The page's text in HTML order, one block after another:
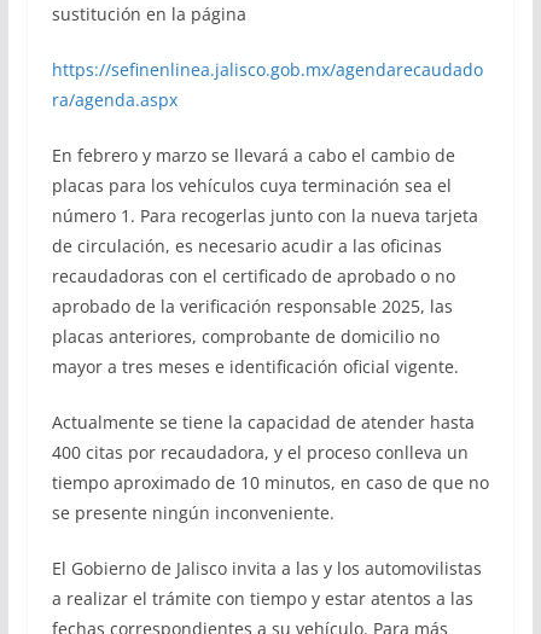
sustitución en la página
https://sefinenlinea.jalisco.gob.mx/agendarecaudado
ra/agenda.aspx
En febrero y marzo se llevará a cabo el cambio de
placas para los vehículos cuya terminación sea el
número 1. Para recogerlas junto con la nueva tarjeta
de circulación, es necesario acudir a las oficinas
recaudadoras con el certificado de aprobado o no
aprobado de la verificación responsable 2025, las
placas anteriores, comprobante de domicilio no
mayor a tres meses e identificación oficial vigente.
Actualmente se tiene la capacidad de atender hasta
400 citas por recaudadora, y el proceso conlleva un
tiempo aproximado de 10 minutos, en caso de que no
se presente ningún inconveniente.
El Gobierno de Jalisco invita a las y los automovilistas
a realizar el trámite con tiempo y estar atentos a las
fechas correspondientes a su vehículo. Para más